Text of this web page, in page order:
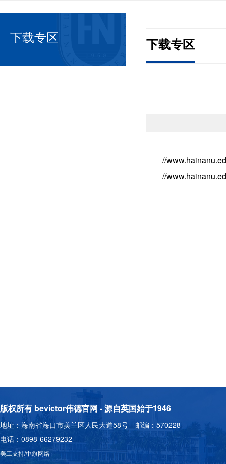
下载专区
下载专区
//
//
版权所有 bevictor伟德官网 - 源自英国始于1946
地址：海南省海口市美兰区人民大道58号 邮编：570228
电话：0898-66279232
美工支持/中旗网络